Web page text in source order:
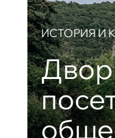
ИСТОРИЯ И